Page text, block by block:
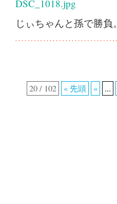
じぃちゃんと孫で勝負。
20 / 102 « 先頭 « ...